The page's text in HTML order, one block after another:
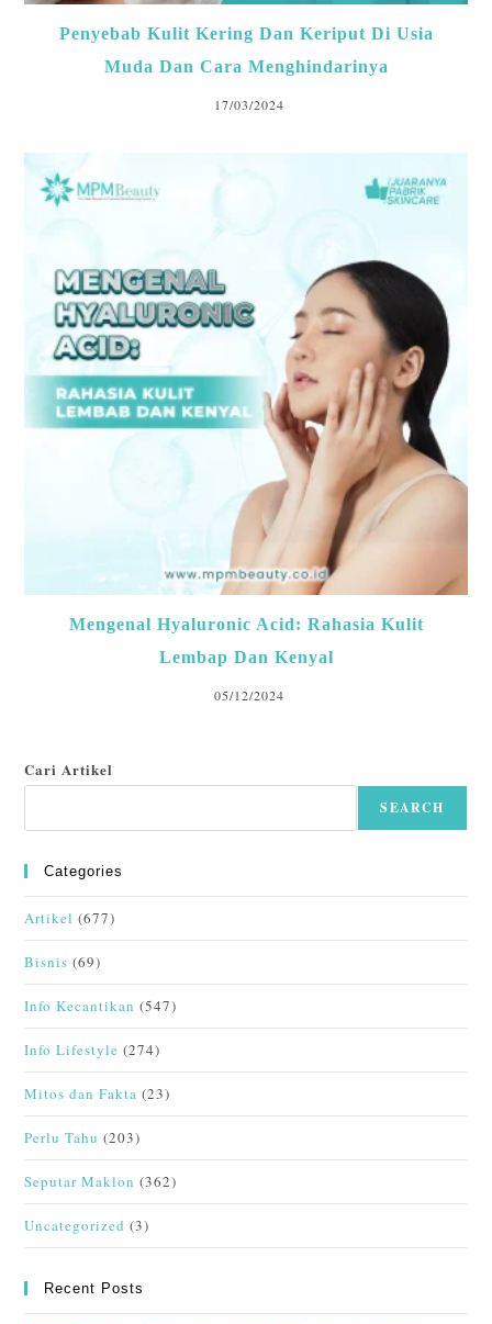
Penyebab Kulit Kering Dan Keriput Di Usia
Muda Dan Cara Menghindarinya
17/03/2024
Mengenal Hyaluronic Acid: Rahasia Kulit
Lembap Dan Kenyal
05/12/2024
Cari Artikel
SEARCH
Categories
Artikel (677)
Bisnis (69)
Info Kecantikan (547)
Info Lifestyle (274)
Mitos dan Fakta (23)
Perlu Tahu (203)
Seputar Maklon (362)
Uncategorized (3)
Recent Posts